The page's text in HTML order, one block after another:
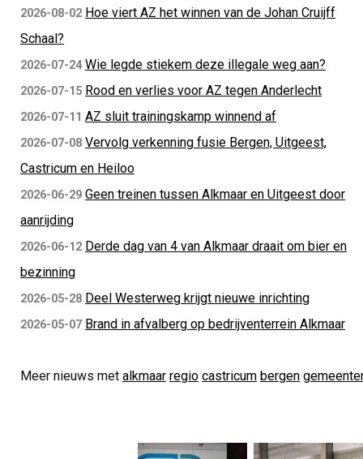
2026-08-02 Hoe viert AZ het winnen van de Johan Cruijff
Schaal?
2026-07-24 Wie legde stiekem deze illegale weg aan?
2026-07-15 Rood en verlies voor AZ tegen Anderlecht
2026-07-11 AZ sluit trainingskamp winnend af
2026-07-08 Vervolg verkenning fusie Bergen, Uitgeest,
Castricum en Heiloo
2026-06-29 Geen treinen tussen Alkmaar en Uitgeest door
aanrijding
2026-06-12 Derde dag van 4 van Alkmaar draait om bier en
bezinning
2026-05-28 Deel Westerweg krijgt nieuwe inrichting
2026-05-07 Brand in afvalberg op bedrijventerrein Alkmaar
Meer nieuws met alkmaar regio castricum bergen